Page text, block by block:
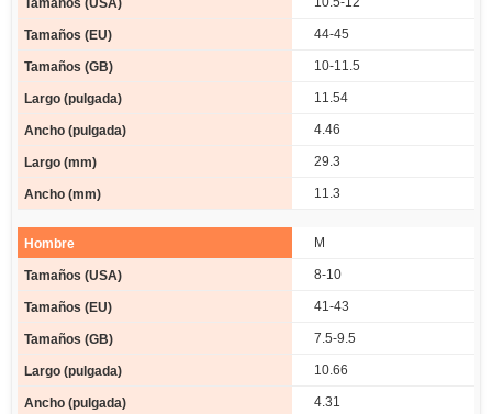
44-45
10-11.5
11.54
4.46
29.3
11.3
M
8-10
41-43
7.5-9.5
10.66
4.31